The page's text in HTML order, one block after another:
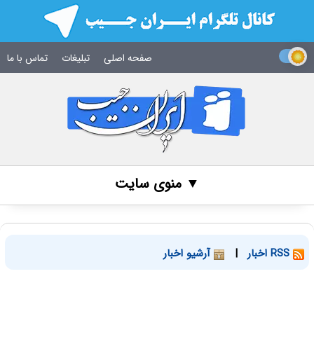
صفحه اصلی تبلیغات تماس با ما
▼ منوی سایت
| آرشیو اخبار